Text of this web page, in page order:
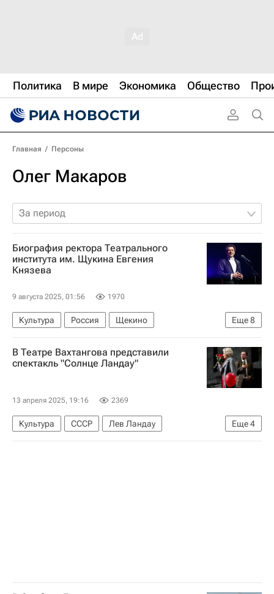
Политика В мире Экономика Общество
Главная / Персоны
Олег Макаров
За период
Биография ректора Театрального
института им. Щукина Евгения
Князева
9 августа 2025, 01:56 1970
Еще8
Культура Россия
Щекино
Тульская область
Евгения Симонова
Евгений Вахтангов
Евгений Князев
Тульский государственный университет
Театр наций
Справки
В Театре Вахтангова представили
спектакль "Солнце Ландау"
13 апреля 2025, 19:16 2369
Еще4
Культура СССР
Лев Ландау
Юлия Рутберг
Москва
Россия